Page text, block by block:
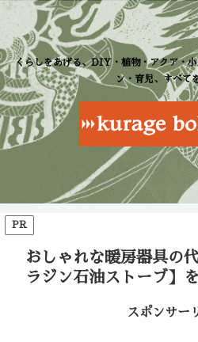
くらしをあげる、DIY・植物・アクア・
ン・育児、すべて
PR
おしゃれな暖房器具の
ラジン石油ストーブ】
スポンサー